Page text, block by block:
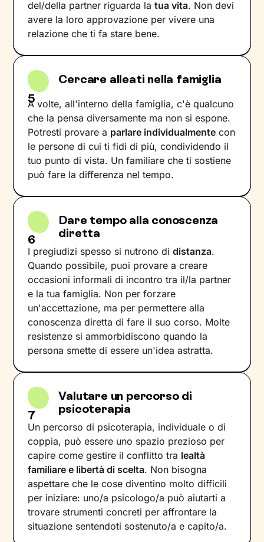
del/della partner riguarda latua vita. Non devi
avere la loro approvazione per vivere una
relazione che ti fa stare bene.
5
Cercare alleati nella famiglia
A volte, all'interno della famiglia, c'è qualcuno
che la pensa diversamente ma non si espone.
Potresti provare a parlare individualmente con
le persone di cui ti fidi di più, condividendo il
tuo punto di vista. Un familiare che ti sostiene
può fare la differenza nel tempo.
6
Dare tempo alla conoscenza
diretta
I pregiudizi spesso si nutrono didistanza.
Quando possibile, puoi provare a creare
occasioni informali di incontro tra il/la partner
e la tua famiglia. Non per forzare
un'accettazione, ma per permettere alla
conoscenza diretta di fare il suo corso. Molte
resistenze si ammorbidiscono quando la
persona smette di essere un'idea astratta.
7
Valutare un percorso di
psicoterapia
Un percorso di psicoterapia, individuale o di
coppia, può essere uno spazio prezioso per
capire come gestire il conflitto tra lealtà
familiare e libertà di scelta. Non bisogna
aspettare che le cose diventino molto difficili
per iniziare: uno/a psicologo/a può aiutarti a
trovare strumenti concreti per affrontare la
situazione sentendoti sostenuto/a e capito/a.